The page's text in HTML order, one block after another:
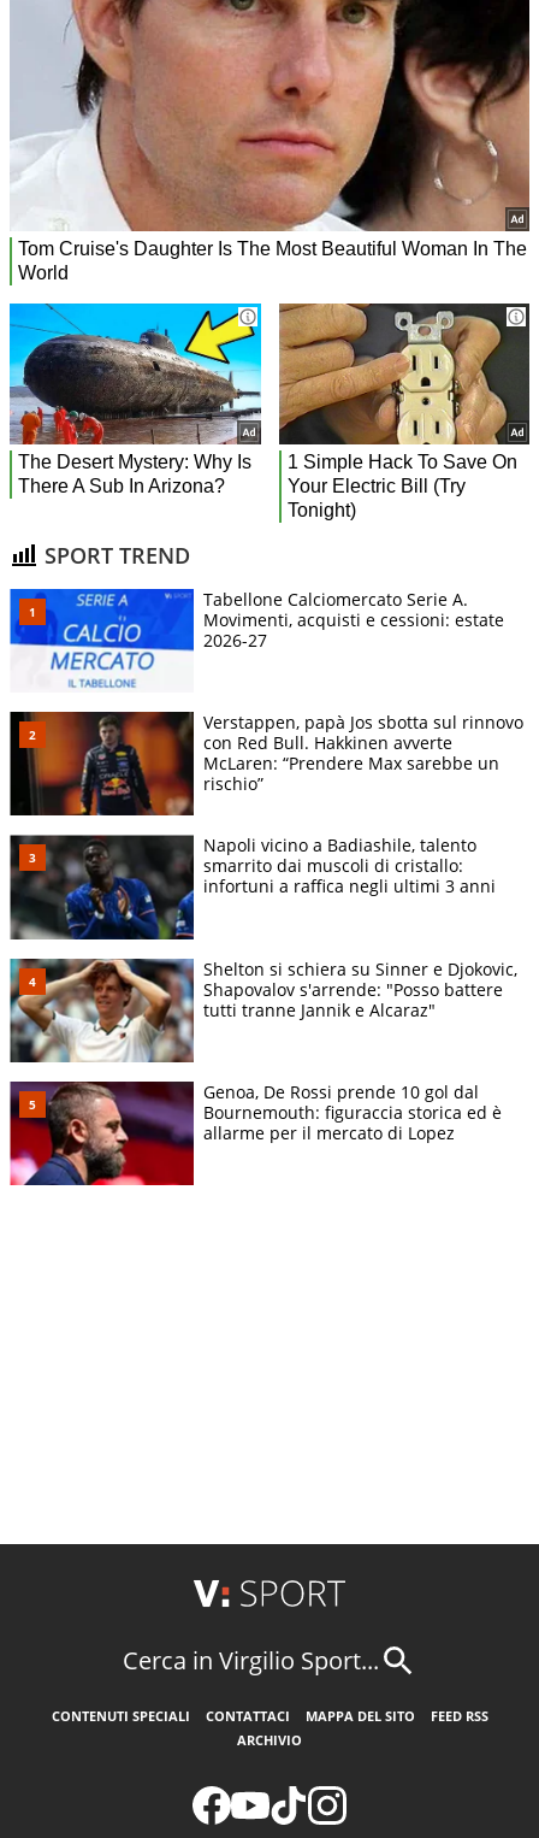
SPORT TREND
Tabellone Calciomercato Serie A.
Movimenti, acquisti e cessioni: estate
2026-27
Verstappen, papà Jos sbotta sul rinnovo
con Red Bull. Hakkinen avverte
McLaren: “Prendere Max sarebbe un
rischio”
Napoli vicino a Badiashile, talento
smarrito dai muscoli di cristallo:
infortuni a raffica negli ultimi 3 anni
Shelton si schiera su Sinner e Djokovic,
Shapovalov s'arrende: "Posso battere
tutti tranne Jannik e Alcaraz"
Genoa, De Rossi prende 10 gol dal
Bournemouth: figuraccia storica ed è
allarme per il mercato di Lopez
Cerca in Virgilio Sport...
CONTENUTI SPECIALI CONTATTACI MAPPA DEL SITO
FEED RSS
ARCHIVIO